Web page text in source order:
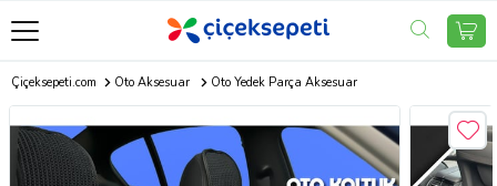
Çiçeksepeti.com Oto Aksesuar Oto Yedek Parça Aksesuar